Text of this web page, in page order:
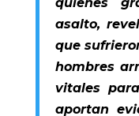
asalto,
que
hombres
vitales
aportan